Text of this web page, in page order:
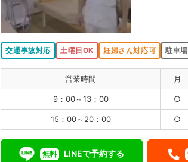
交通事故対応 土曜日OK 妊婦さん対応可 駐車
営業時間 月
9：00～13：00 ○
15：00～20：00 ○
無料 LINEで予約する